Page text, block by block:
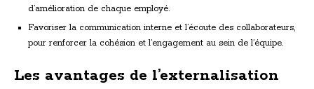
d’amélioration de chaque employé.
Favoriser la communication interne et l’écoute des collaborateurs,
pour renforcer la cohésion et l’engagement au sein de l’équipe.
Les avantages de l’externalisation